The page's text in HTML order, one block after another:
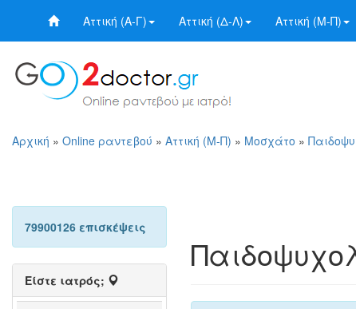
Αττική (Α-Γ) Αττική (Δ-Λ) Αττική (Μ-Π)
Αρχική » Online ραντεβού » Αττική (Μ-Π) » Μοσχάτο »
79900126 επισκέψεις
Είστε ιατρός;